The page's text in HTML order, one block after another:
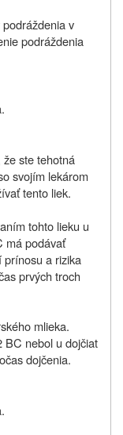
v
podráždenia
ste tehotná
svojím lekárom
tento liek.
tohto lieku u
má podávať
prínosu a rizika
prvých troch
mlieka.
BC nebol u dojčiat
dojčenia.